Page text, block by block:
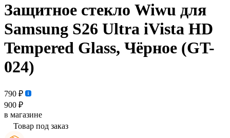
Защитное стекло Wiwu для
Samsung S26 Ultra iVista HD
Tempered Glass, Чёрное (GT-
024)
790 ₽
900 ₽
в магазине
Товар под заказ